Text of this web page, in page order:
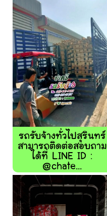
รถรับจ้างทั่วไปสุรินทร์
สามารถติดต่อสอบถาม
ได้ที่ LINE ID :
@chate...